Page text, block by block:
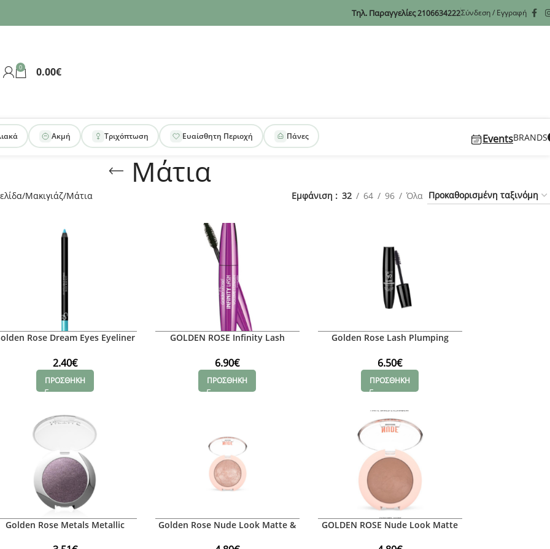
Τηλ. Παραγγελίες2106634222Σύνδεση / Εγγραφή
0 0.00€
Ακμή Τριχόπτωση Ευαίσθητη Περιοχή Πάνες EventsBRANDS
Μάτια
Μακιγιάζ Μάτια Εμφάνιση 32 64 96 Όλα
Rose Dream Eyes Eyeliner
2.40€
ΠΡΟΣΘΗΚΗ
GOLDEN ROSE Infinity Lash
6.90€
ΠΡΟΣΘΗΚΗ
Golden Rose Lash Plumping
6.50€
ΠΡΟΣΘΗΚΗ
Golden Rose Metals Metallic
Golden Rose Nude Look Matte &
GOLDEN ROSE Nude Look Matte